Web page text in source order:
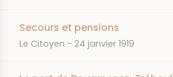
Secours et pensions
JOURNAL
Le Citoyen DATE
24 janvier 1919